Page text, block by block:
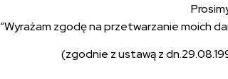
“Wyrażam zgodę na przetwarzanie moich
(zgodnie z ustawą z